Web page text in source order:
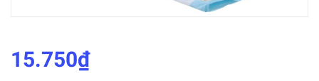
15.750₫